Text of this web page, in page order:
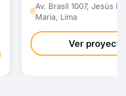
Av. Brasil 1007, Jesús
Maria, Lima
Ver proyecto